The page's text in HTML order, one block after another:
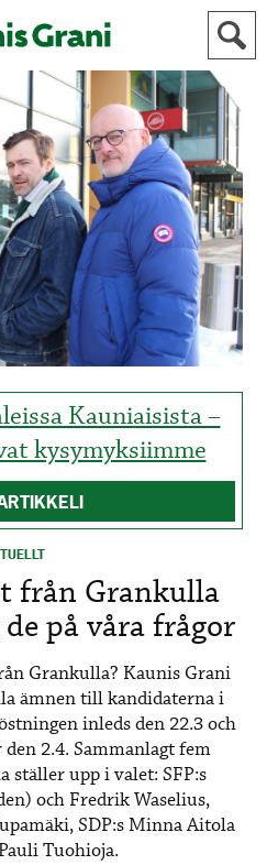
Kauniaisista –
kysymyksiimme
från Grankulla
på våra frågor
Grankulla? Kaunis Grani
ämnen till kandidaterna i
inleds den 22.3 och
2.4. Sammanlagt fem
ställer upp i valet: SFP:s
och Fredrik Waselius,
SDP:s Minna Aitola
Tuohioja.